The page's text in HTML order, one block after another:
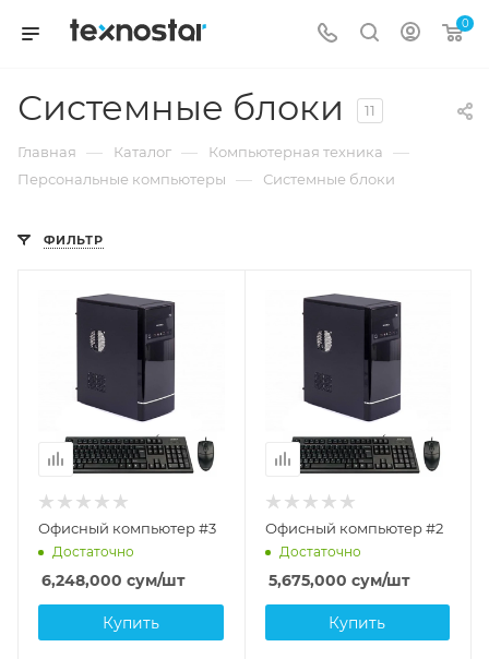
0
Системные блоки 11
Главная — Каталог — Компьютерная техника —
Персональные компьютеры — Системные блоки
ФИЛЬТР
Офисный компьютер #3
Достаточно
6,248,000 сум/шт
Купить
Офисный компьютер #2
Достаточно
5,675,000 сум/шт
Купить